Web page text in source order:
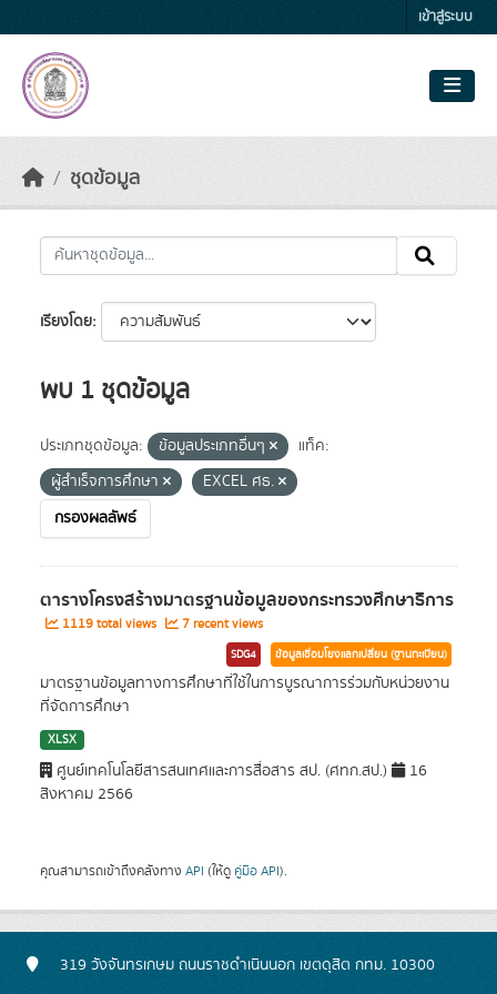
เข้าสู่ระบบ
ชุดข้อมูล
เรียงโดย
พบ 1 ชุดข้อมูล
ประเภทชุดข้อมูล: ข้อมูลประเภทอื่นๆ
แท็ค:
ผู้สำเร็จการศึกษา
EXCEL ศธ.
กรองผลลัพธ์
ตารางโครงสร้างมาตรฐานข้อมูลของกระทรวงศึกษาธิการ
1119 total views 7 recent views
SDG4 ข้อมูลเชื่อมโยงแลกเปลี่ยน (ฐานทะเบียน)
มาตรฐานข้อมูลทางการศึกษาที่ใช้ในการบูรณาการร่วมกับหน่วยงาน
ที่จัดการศึกษา
XLSX
ศูนย์เทคโนโลยีสารสนเทศและการสื่อสาร สป. (ศทก.สป.)
16
สิงหาคม 2566
คุณสามารถเข้าถึงคลังทาง API (ให้ดู คู่มือ API).
319 วังจันทรเกษม ถนนราชดำเนินนอก เขตดุสิต กทม. 10300